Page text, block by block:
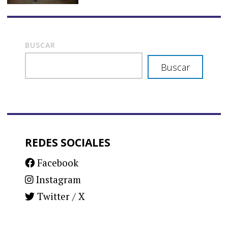
BUSCAR
Buscar
REDES SOCIALES
Facebook
Instagram
Twitter / X